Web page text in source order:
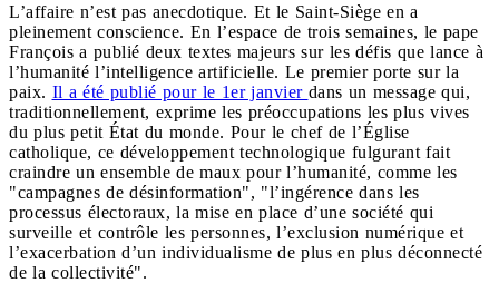
L’affaire n’est pas anecdotique. Et le Saint-Siège en a
pleinement conscience. En l’espace de trois semaines, le pape
François a publié deux textes majeurs sur les défis que lance à
l’humanité l’intelligence artificielle. Le premier porte sur la
paix. Il a été publié pour le 1er janvier dans un message qui,
traditionnellement, exprime les préoccupations les plus vives
du plus petit État du monde. Pour le chef de l’Église
catholique, ce développement technologique fulgurant fait
craindre un ensemble de maux pour l’humanité, comme les
"campagnes de désinformation", "l’ingérence dans les
processus électoraux, la mise en place d’une société qui
surveille et contrôle les personnes, l’exclusion numérique et
l’exacerbation d’un individualisme de plus en plus déconnecté
de la collectivité".